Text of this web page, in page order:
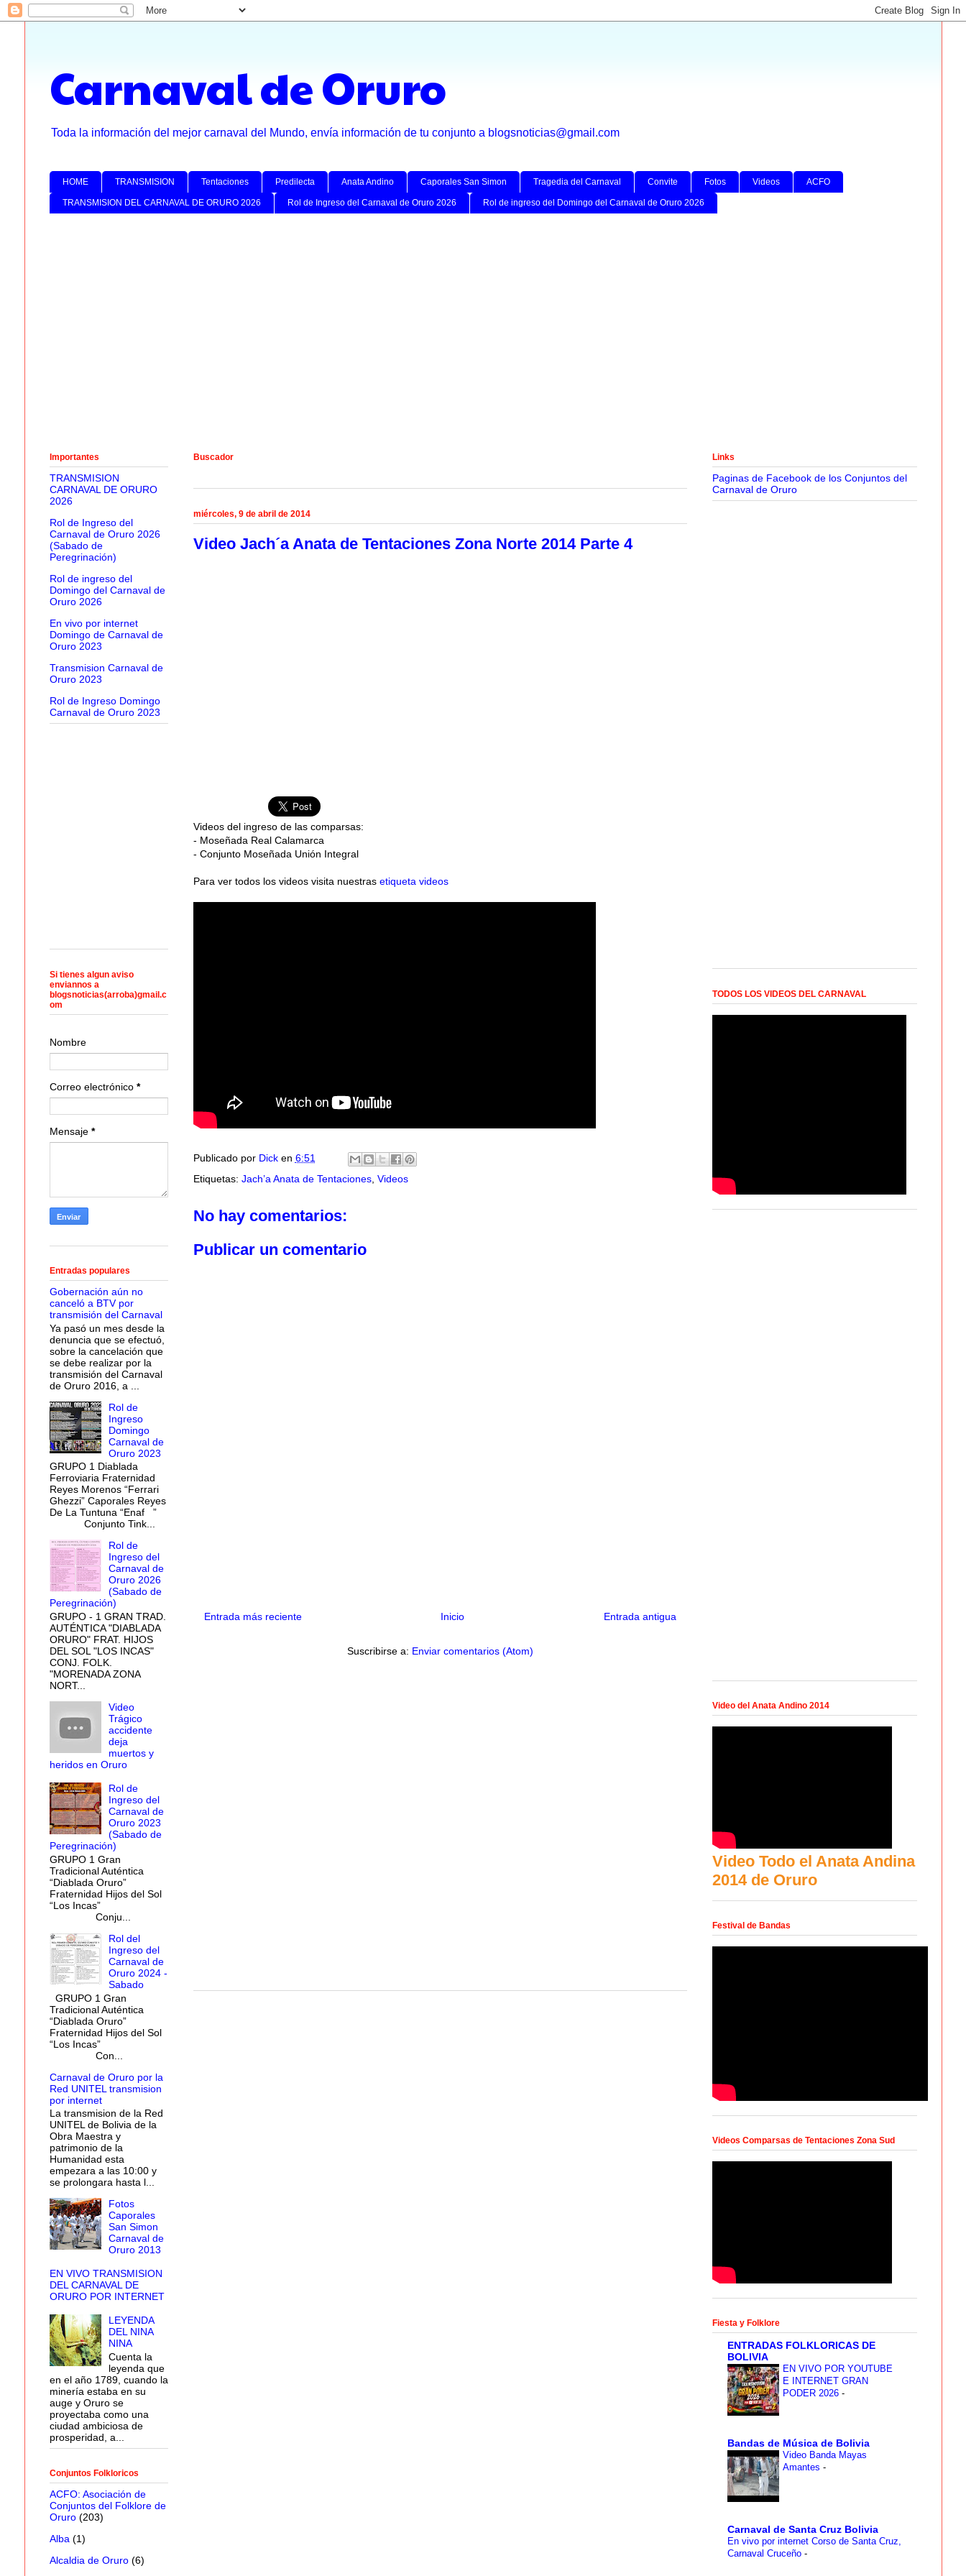
Carnaval de Oruro
Toda la información del mejor carnaval del Mundo, envía información de tu conjunto a blogsnoticias@gmail.com
HOME TRANSMISION Tentaciones Predilecta Anata Andino Caporales San Simon Tragedia del Carnaval Convite Fotos Videos ACFO
TRANSMISION DEL CARNAVAL DE ORURO 2026 Rol de Ingreso del Carnaval de Oruro 2026 Rol de ingreso del Domingo del Carnaval de Oruro 2026
Buscador
miércoles, 9 de abril de 2014
Video Jach´a Anata de Tentaciones Zona Norte 2014 Parte 4
Videos del ingreso de las comparsas:
- Moseñada Real Calamarca
- Conjunto Moseñada Unión Integral
Para ver todos los videos visita nuestras etiqueta videos
Publicado por Dick en 6:51
Etiquetas: Jach’a Anata de Tentaciones, Videos
No hay comentarios:
Publicar un comentario
Entrada más reciente Entrada antigua
Inicio
Suscribirse a: Enviar comentarios (Atom)
Importantes
TRANSMISION
CARNAVAL DE ORURO
2026
Rol de Ingreso del
Carnaval de Oruro 2026
(Sabado de
Peregrinación)
Rol de ingreso del
Domingo del Carnaval de
Oruro 2026
En vivo por internet
Domingo de Carnaval de
Oruro 2023
Transmision Carnaval de
Oruro 2023
Rol de Ingreso Domingo
Carnaval de Oruro 2023
Si tienes algun aviso
enviannos a
blogsnoticias(arroba)gmail.c
om
Nombre
Correo electrónico *
Mensaje *
Entradas populares
Gobernación aún no
canceló a BTV por
transmisión del Carnaval
Ya pasó un mes desde la
denuncia que se efectuó,
sobre la cancelación que
se debe realizar por la
transmisión del Carnaval
de Oruro 2016, a ...
Rol de
Ingreso
Domingo
Carnaval de
Oruro 2023
GRUPO 1 Diablada
Ferroviaria Fraternidad
Reyes Morenos “Ferrari
Ghezzi” Caporales Reyes
De La Tuntuna “Enaf ”
Conjunto Tink...
Rol de
Ingreso del
Carnaval de
Oruro 2026
(Sabado de
Peregrinación)
GRUPO - 1 GRAN TRAD.
AUTÉNTICA "DIABLADA
ORURO" FRAT. HIJOS
DEL SOL "LOS INCAS"
CONJ. FOLK.
"MORENADA ZONA
NORT...
Video
Trágico
accidente
deja
muertos y
heridos en Oruro
Rol de
Ingreso del
Carnaval de
Oruro 2023
(Sabado de
Peregrinación)
GRUPO 1 Gran
Tradicional Auténtica
“Diablada Oruro”
Fraternidad Hijos del Sol
“Los Incas”
Conju...
Rol del
Ingreso del
Carnaval de
Oruro 2024 -
Sabado
GRUPO 1 Gran
Tradicional Auténtica
“Diablada Oruro”
Fraternidad Hijos del Sol
“Los Incas”
Con...
Carnaval de Oruro por la
Red UNITEL transmision
por internet
La transmision de la Red
UNITEL de Bolivia de la
Obra Maestra y
patrimonio de la
Humanidad esta
empezara a las 10:00 y
se prolongara hasta l...
Fotos
Caporales
San Simon
Carnaval de
Oruro 2013
EN VIVO TRANSMISION
DEL CARNAVAL DE
ORURO POR INTERNET
LEYENDA
DEL NINA
NINA
Cuenta la
leyenda que
en el año 1789, cuando la
minería estaba en su
auge y Oruro se
proyectaba como una
ciudad ambiciosa de
prosperidad, a...
Conjuntos Folkloricos
ACFO: Asociación de
Conjuntos del Folklore de
Oruro (203)
Alba (1)
Alcaldia de Oruro (6)
Links
Paginas de Facebook de los Conjuntos del
Carnaval de Oruro
TODOS LOS VIDEOS DEL CARNAVAL
Video del Anata Andino 2014
Video Todo el Anata Andina
2014 de Oruro
Festival de Bandas
Videos Comparsas de Tentaciones Zona Sud
Fiesta y Folklore
ENTRADAS FOLKLORICAS DE
BOLIVIA
EN VIVO POR YOUTUBE
E INTERNET GRAN
PODER 2026 -
Bandas de Música de Bolivia
Video Banda Mayas
Amantes -
Carnaval de Santa Cruz Bolivia
En vivo por internet Corso de Santa Cruz,
Carnaval Cruceño -